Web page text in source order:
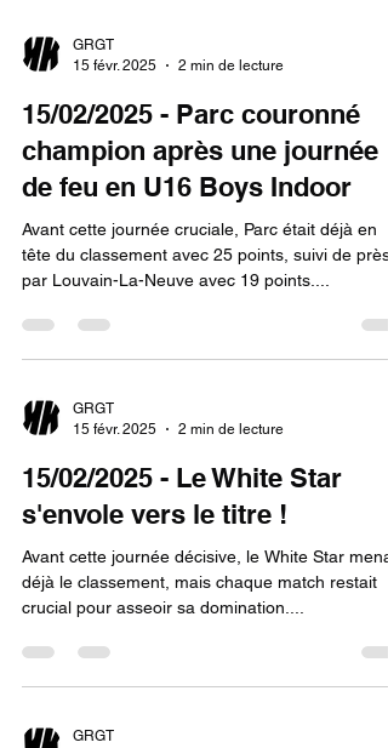
GRGT
15 févr. 2025
2 min de lecture
15/02/2025 - Parc couronné
champion après une journée
de feu en U16 Boys Indoor
Avant cette journée cruciale, Parc était déjà en
tête du classement avec 25 points, suivi de près
par Louvain-La-Neuve avec 19 points....
GRGT
15 févr. 2025
2 min de lecture
15/02/2025 - Le White Star
s'envole vers le titre !
Avant cette journée décisive, le White Star
déjà le classement, mais chaque match restait
crucial pour asseoir sa domination....
GRGT